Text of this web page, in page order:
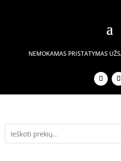
NEMOKAMAS PRISTATYMAS